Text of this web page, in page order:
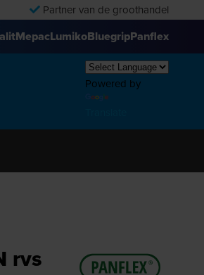
Partner van de groothandel
MepacLumikoBluegripPanflex
Powered by
rvs